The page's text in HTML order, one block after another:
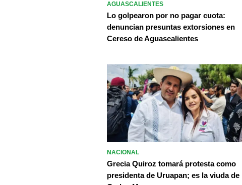
AGUASCALIENTES
Lo golpearon por no pagar cuota:
denuncian presuntas extorsiones en
Cereso de Aguascalientes
NACIONAL
Grecia Quiroz tomará protesta como
presidenta de Uruapan; es la viuda de